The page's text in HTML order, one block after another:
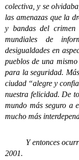
colectiva, y se
las amenazas que la
y bandas del crimen
mundiales de
desigualdades en
pueblos de una
para la seguridad.
ciudad “alegre y
nuestra felicidad. De
mundo más seguro a
mucho más
Y entonces ocurrió
2001.